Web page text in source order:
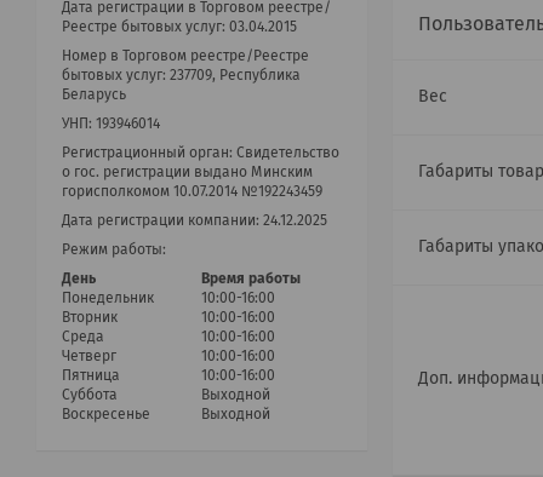
Вес
Габариты
Габариты
Доп.
Дата регистрации в Торговом реестре/
Реестре бытовых услуг: 03.04.2015
Номер в Торговом реестре/Реестре
бытовых услуг: 237709, Республика
Беларусь
УНП: 193946014
Регистрационный орган: Cвидетельство
о гос. регистрации выдано Минским
горисполкомом 10.07.2014 №192243459
Дата регистрации компании: 24.12.2025
Режим работы:
День
Время работы
Понедельник
10:00-16:00
Вторник
10:00-16:00
Среда
10:00-16:00
Четверг
10:00-16:00
Пятница
10:00-16:00
Суббота
Выходной
Воскресенье
Выходной